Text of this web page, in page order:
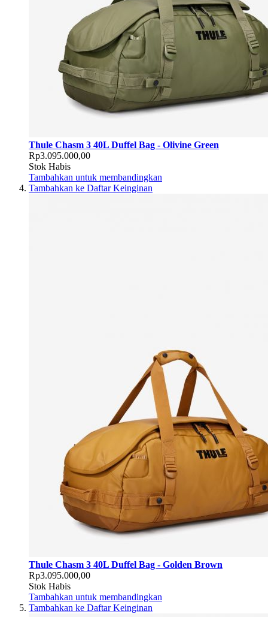
Thule Chasm 3 40L Duffel Bag - Olivine Green
Rp3.095.000,00
Stok Habis
Tambahkan untuk membandingkan
Tambahkan ke Daftar Keinginan
Thule Chasm 3 40L Duffel Bag - Golden Brown
Rp3.095.000,00
Stok Habis
Tambahkan untuk membandingkan
Tambahkan ke Daftar Keinginan